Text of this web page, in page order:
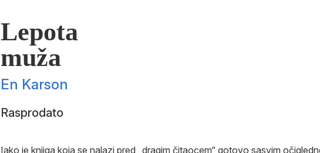
Lepota
muža
En Karson
Rasprodato
Iako je knjiga koja se nalazi pred „dragim čitaocem“ gotovo sasvim